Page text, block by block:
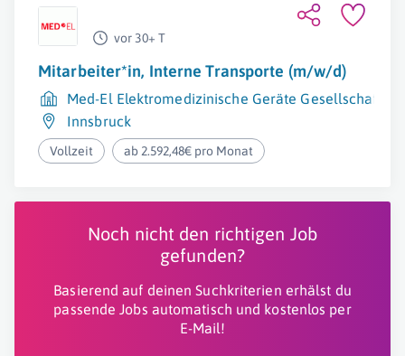
vor 30+ T
Mitarbeiter*in, Interne Transporte (m/w/d)
Med-El Elektromedizinische Geräte Gesellschaft
Innsbruck
Vollzeit ab 2.592,48€ pro Monat
Noch nicht den richtigen Job
gefunden?
Basierend auf deinen Suchkriterien erhälst du
passende Jobs automatisch und kostenlos per
E-Mail!